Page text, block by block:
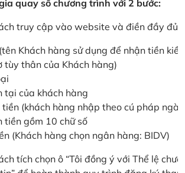
quay số chương trình với 2 bước:
truy cập vào website và điền đầy đủ
Khách hàng sử dụng để nhận tiền
tùy thân của Khách hàng)
tại của khách hàng
(khách hàng nhập theo cú pháp
tiền gồm 10 chữ số
(Khách hàng chọn ngân hàng: BIDV)
tích chọn ô “Tôi đồng ý với Thể lệ